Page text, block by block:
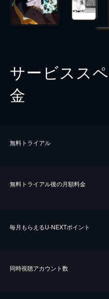
サービスス
金
無料トライアル
無料トライアル後の⽉額料金
毎⽉もらえるU-NEXTポイント
同時視聴アカウント数